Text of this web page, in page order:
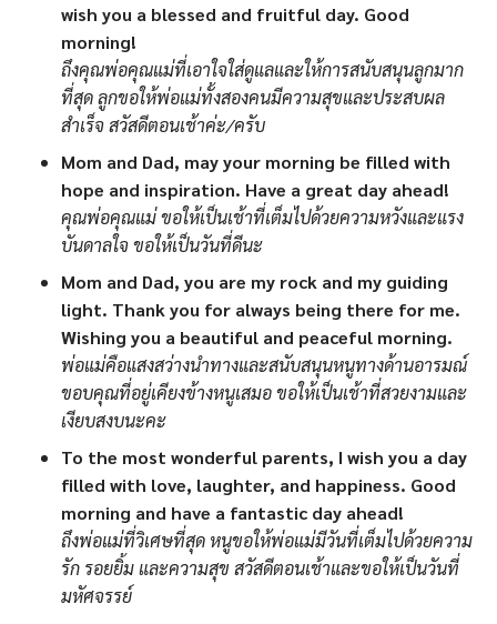
wish you a blessed and fruitful day. Good
morning!
ถึงคุณพ่อคุณแม่ที่เอาใจใส่ดูแลและให้การสนับสนุนลูกมาก
ที่สุด ลูกขอให้พ่อแม่ทั้งสองคนมีความสุขและประสบผล
สำเร็จ สวัสดีตอนเช้าค่ะ/ครับ
Mom and Dad, may your morning be filled with
hope and inspiration. Have a great day ahead!
คุณพ่อคุณแม่ ขอให้เป็นเช้าที่เต็มไปด้วยความหวังและแรง
บันดาลใจ ขอให้เป็นวันที่ดีนะ
Mom and Dad, you are my rock and my guiding
light. Thank you for always being there for me.
Wishing you a beautiful and peaceful morning.
พ่อแม่คือแสงสว่างนำทางและสนับสนุนหนูทางด้านอารมณ์
ขอบคุณที่อยู่เคียงข้างหนูเสมอ ขอให้เป็นเช้าที่สวยงามและ
เงียบสงบนะคะ
To the most wonderful parents, I wish you a day
filled with love, laughter, and happiness. Good
morning and have a fantastic day ahead!
ถึงพ่อแม่ที่วิเศษที่สุด หนูขอให้พ่อแม่มีวันที่เต็มไปด้วยความ
รัก รอยยิ้ม และความสุข สวัสดีตอนเช้าและขอให้เป็นวันที่
มหัศจรรย์